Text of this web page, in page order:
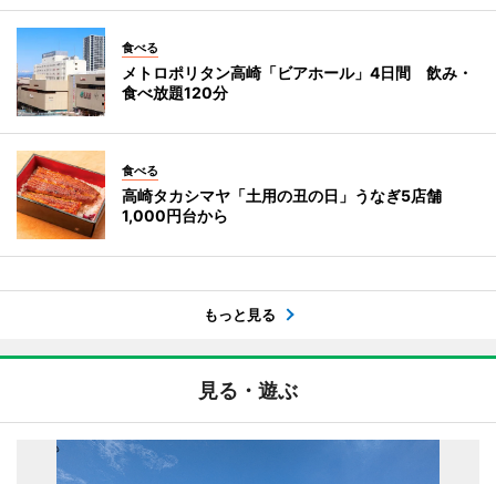
食べる
メトロポリタン高崎「ビアホール」4日間 飲み・
食べ放題120分
食べる
高崎タカシマヤ「土用の丑の日」うなぎ5店舗
1,000円台から
もっと見る
見る・遊ぶ